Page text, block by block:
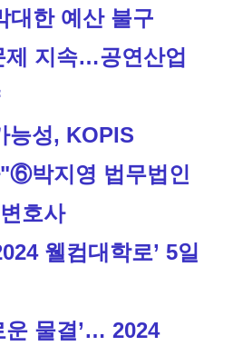
한 예산 불구
제 지속…공연산업
능성, KOPIS
⑥박지영 법무법인
호사
웰컴대학로’ 5일
운 물결’… 2024